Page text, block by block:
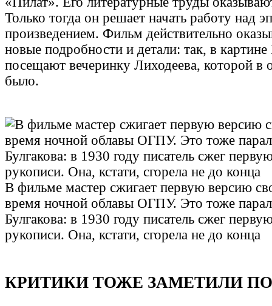
Только тогда он решает начать работу над
произведением. Фильм действительно
новые подробности и детали: так, в
посещают вечеринку Лиходеева, которой в
было.
В фильме мастер сжигает первую версию
время ночной облавы ОГПУ. Это тоже
Булгакова: в 1930 году писатель сжег
рукописи. Она, кстати, сгорела не до конца
КРИТИКИ ТОЖЕ ЗАМЕТИЛИ